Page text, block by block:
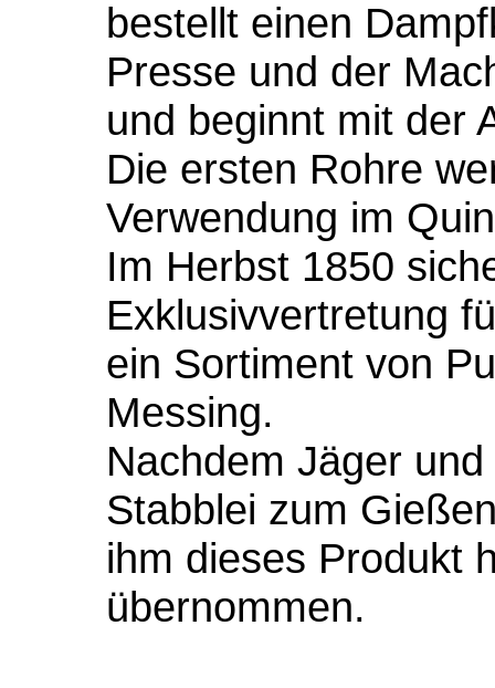
bestellt einen
Presse und der
und beginnt mit der
Die ersten Rohre
Verwendung im
Im Herbst 1850
Exklusivvertretung
ein Sortiment von
Messing.
Nachdem Jäger
Stabblei zum
ihm dieses Produkt
übernommen.